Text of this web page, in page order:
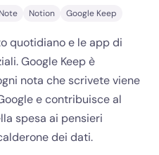
Notion Google Keep
quotidiano e le app di
Google Keep è
nota che scrivete viene
e contribuisce al
spesa ai pensieri
dei dati.